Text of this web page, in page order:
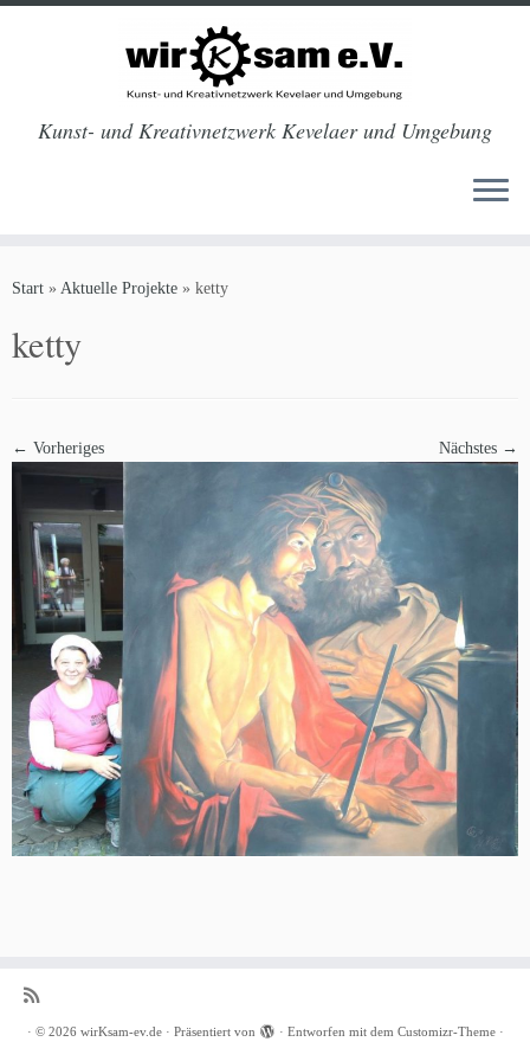
Inhalt
Kunst- und Kreativnetzwerk Kevelaer und Umgebung
Start » Aktuelle Projekte » ketty
ketty
← Vorheriges Nächstes →
· © 2026 wirKsam-ev.de· Präsentiert von · Entworfen mit dem Customizr-Theme·